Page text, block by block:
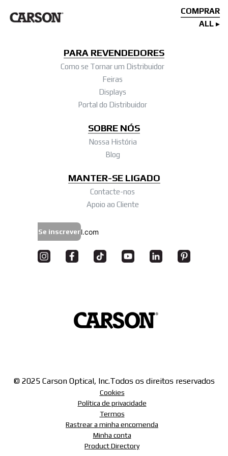
COMPRAR
ALL
PARA REVENDEDORES
Como se Tornar um Distribuidor
Feiras
Displays
Portal do Distribuidor
SOBRE NÓS
Nossa História
Blog
MANTER-SE LIGADO
Contacte-nos
Apoio ao Cliente
Se inscrever
© 2025 Carson Optical, Inc.Todos os direitos reservados
Cookies
Política de privacidade
Termos
Rastrear a minha encomenda
Minha conta
Product Directory